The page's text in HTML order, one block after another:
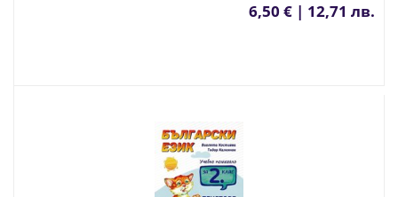
6,50 € | 12,71 лв.